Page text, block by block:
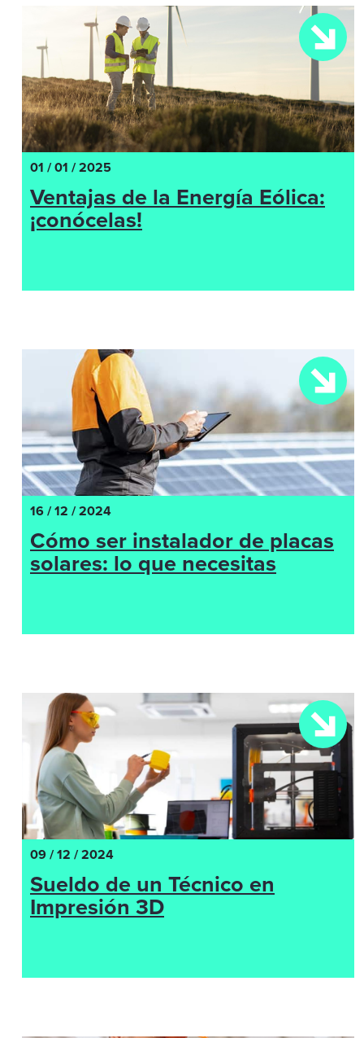
01 / 01 / 2025
Ventajas de la Energía Eólica:
¡conócelas!
16 / 12 / 2024
Cómo ser instalador de placas
solares: lo que necesitas
09 / 12 / 2024
Sueldo de un Técnico en
Impresión 3D